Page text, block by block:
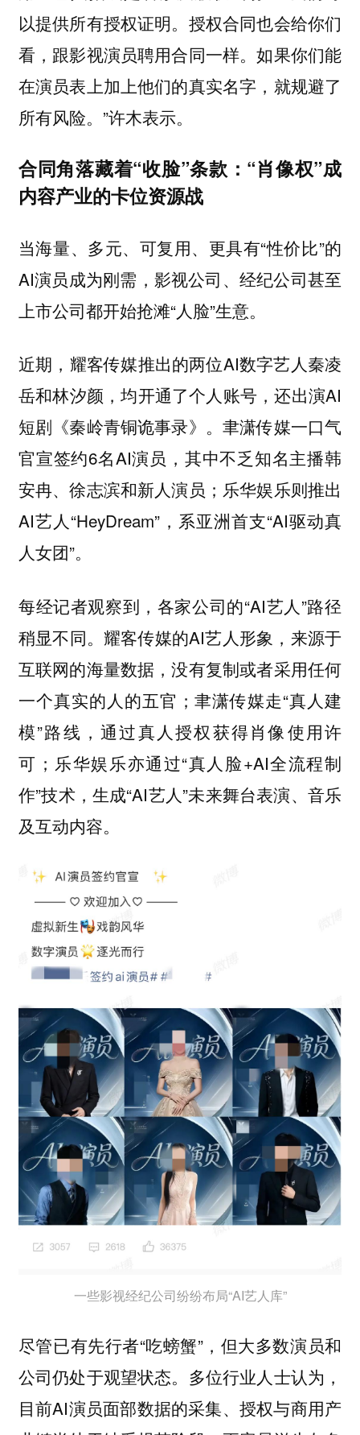
以提供所有授权证明。授权合同也会给你们
看，跟影视演员聘用合同一样。如果你们能
在演员表上加上他们的真实名字，就规避了
所有风险。”许木表示。
合同角落藏着“收脸”条款：“肖像权”成
内容产业的卡位资源战
当海量、多元、可复用、更具有“性价比”的
AI演员成为刚需，影视公司、经纪公司甚至
上市公司都开始抢滩“人脸”生意。
近期，耀客传媒推出的两位AI数字艺人秦凌
岳和林汐颜，均开通了个人账号，还出演AI
短剧《秦岭青铜诡事录》。聿潇传媒一口气
官宣签约6名AI演员，其中不乏知名主播韩
安冉、徐志滨和新人演员；乐华娱乐则推出
AI艺人“‌HeyDream”‌，系‌亚洲首支“AI驱动真
人女团”。
每经记者观察到，各家公司的“AI艺人”路径
稍显不同。耀客传媒的AI艺人形象，来源于
互联网的海量数据，没有复制或者采用任何
一个真实的人的五官；聿潇传媒走“真人建
模”路线，通过真人授权获得肖像使用许
可；‌乐华娱乐亦通过“真人脸+AI全流程制
作”技术，生成“AI艺人”未来舞台表演、音乐
及互动内容。
一些影视经纪公司纷纷布局“AI艺人库”
尽管已有先行者“吃螃蟹”，但大多数演员和
公司仍处于观望状态。多位行业人士认为，
目前AI演员面部数据的采集、授权与商用产